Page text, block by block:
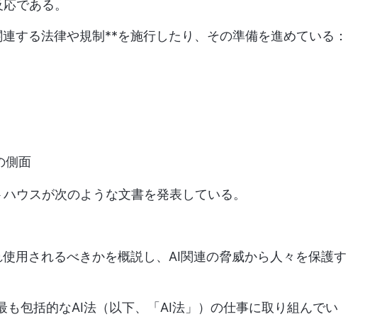
である。
する法律や規制**を施行したり、その準備を進めている：
側面
ウスが次のような文書を発表している。
用されるべきかを概説し、AI関連の脅威から人々を保護す
も包括的なAI法（以下、「AI法」）の仕事に取り組んでい